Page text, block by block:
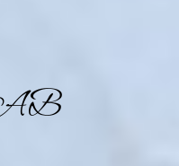
AB